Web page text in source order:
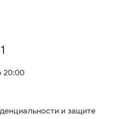
20:00
и защите